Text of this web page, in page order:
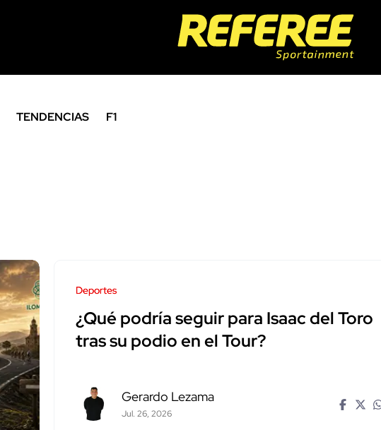
TENDENCIAS
F1
Deportes
¿Qué podría seguir para Isaac del Toro
tras su podio en el Tour?
Gerardo Lezama
Jul. 26, 2026